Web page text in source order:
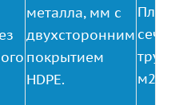
металла, мм с
двухсторонним
покрытием
HDPE.
м2